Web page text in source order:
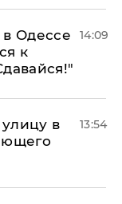
Одессе
к
14:09
в
13:54